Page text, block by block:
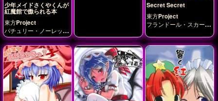
少年メイドさくやくんが
紅魔館で嫐られる本
東方Project
パチュリー・ノーレッ
ジ フランドール・スカ
ーレット レミリア・ス
カーレット 十六夜咲夜
紅美鈴
Secret Secret
東方Project
フランドール・スカーレ
レット